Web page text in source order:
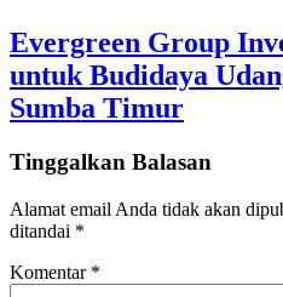
Evergreen Group
untuk Budidaya
Sumba Timur
Tinggalkan Balasan
Alamat email Anda tidak akan
ditandai *
Komentar *